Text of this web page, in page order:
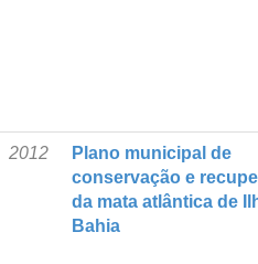
2012
Plano municipal de
conservação e
da mata atlântica de
Bahia